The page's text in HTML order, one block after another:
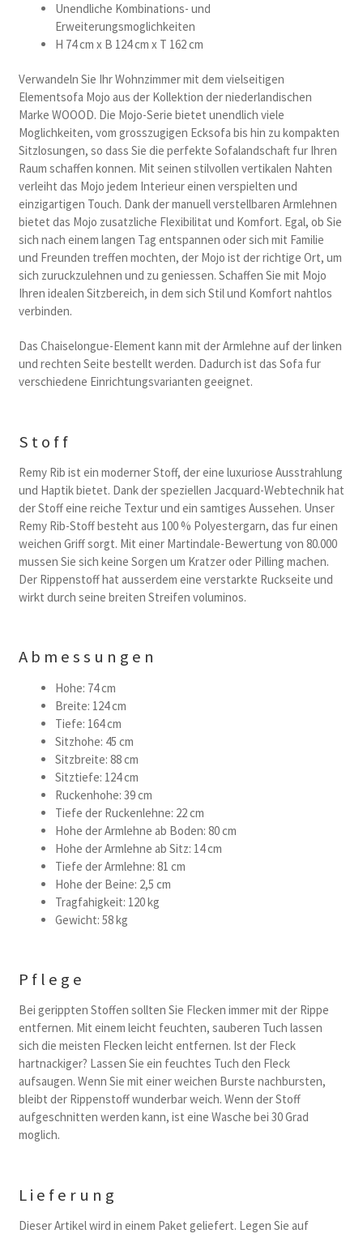
Unendliche Kombinations- und
Erweiterungsmoglichkeiten
H 74 cm x B 124 cm x T 162 cm
Verwandeln Sie Ihr Wohnzimmer mit dem vielseitigen
Elementsofa Mojo aus der Kollektion der niederlandischen
Marke WOOOD. Die Mojo-Serie bietet unendlich viele
Moglichkeiten, vom grosszugigen Ecksofa bis hin zu kompakten
Sitzlosungen, so dass Sie die perfekte Sofalandschaft fur Ihren
Raum schaffen konnen. Mit seinen stilvollen vertikalen Nahten
verleiht das Mojo jedem Interieur einen verspielten und
einzigartigen Touch. Dank der manuell verstellbaren Armlehnen
bietet das Mojo zusatzliche Flexibilitat und Komfort. Egal, ob Sie
sich nach einem langen Tag entspannen oder sich mit Familie
und Freunden treffen mochten, der Mojo ist der richtige Ort, um
sich zuruckzulehnen und zu geniessen. Schaffen Sie mit Mojo
Ihren idealen Sitzbereich, in dem sich Stil und Komfort nahtlos
verbinden.
Das Chaiselongue-Element kann mit der Armlehne auf der linken
und rechten Seite bestellt werden. Dadurch ist das Sofa fur
verschiedene Einrichtungsvarianten geeignet.
Stoff
Remy Rib ist ein moderner Stoff, der eine luxuriose Ausstrahlung
und Haptik bietet. Dank der speziellen Jacquard-Webtechnik hat
der Stoff eine reiche Textur und ein samtiges Aussehen. Unser
Remy Rib-Stoff besteht aus 100 % Polyestergarn, das fur einen
weichen Griff sorgt. Mit einer Martindale-Bewertung von 80.000
mussen Sie sich keine Sorgen um Kratzer oder Pilling machen.
Der Rippenstoff hat ausserdem eine verstarkte Ruckseite und
wirkt durch seine breiten Streifen voluminos.
Abmessungen
Hohe: 74 cm
Breite: 124 cm
Tiefe: 164 cm
Sitzhohe: 45 cm
Sitzbreite: 88 cm
Sitztiefe: 124 cm
Ruckenhohe: 39 cm
Tiefe der Ruckenlehne: 22 cm
Hohe der Armlehne ab Boden: 80 cm
Hohe der Armlehne ab Sitz: 14 cm
Tiefe der Armlehne: 81 cm
Hohe der Beine: 2,5 cm
Tragfahigkeit: 120 kg
Gewicht: 58 kg
Pflege
Bei gerippten Stoffen sollten Sie Flecken immer mit der Rippe
entfernen. Mit einem leicht feuchten, sauberen Tuch lassen
sich die meisten Flecken leicht entfernen. Ist der Fleck
hartnackiger? Lassen Sie ein feuchtes Tuch den Fleck
aufsaugen. Wenn Sie mit einer weichen Burste nachbursten,
bleibt der Rippenstoff wunderbar weich. Wenn der Stoff
aufgeschnitten werden kann, ist eine Wasche bei 30 Grad
moglich.
Lieferung
Dieser Artikel wird in einem Paket geliefert. Legen Sie auf